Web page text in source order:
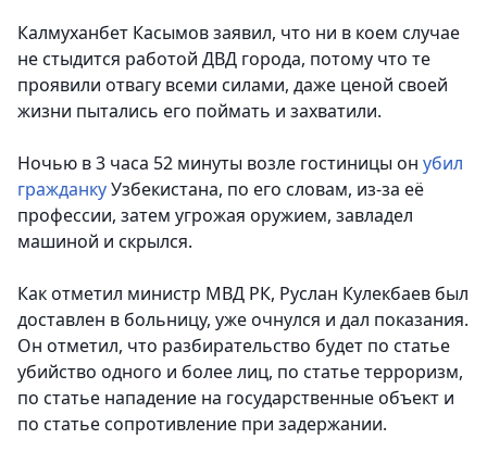
Калмуханбет Касымов заявил, что ни в коем случае
не стыдится работой ДВД города, потому что те
проявили отвагу всеми силами, даже ценой своей
жизни пытались его поймать и захватили.
Ночью в 3 часа 52 минуты возле гостиницы он убил
гражданкуУзбекистана, по его словам, из-за её
профессии, затем угрожая оружием, завладел
машиной и скрылся.
Как отметил министр МВД РК, Руслан Кулекбаев был
доставлен в больницу, уже очнулся и дал показания.
Он отметил, что разбирательство будет по статье
убийство одного и более лиц, по статье терроризм,
по статье нападение на государственные объект и
по статье сопротивление при задержании.